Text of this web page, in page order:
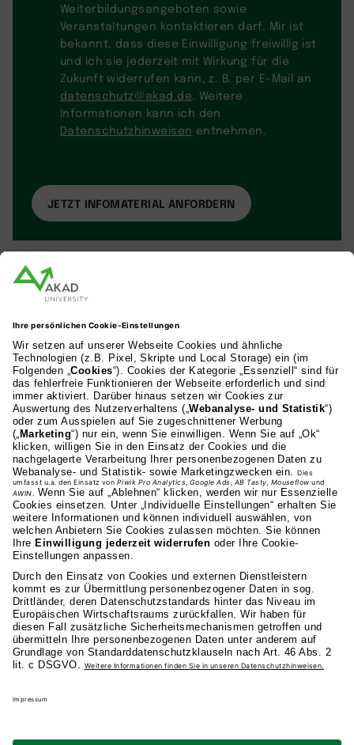
Weiterbildungsangeboten sowie
Veranstaltungen kontaktieren darf. Mir ist
bekannt, dass diese Einwilligung freiwillig ist
und ich sie jederzeit mit Wirkung für die
Zukunft widerrufen kann, z. B. per E-Mail an
datenschutz@akad.de . Weitere
Informationen kann ich den
Datenschutzhinweisen entnehmen.
AKAD Bildungsgesellschaft mbH
Heilbronner Strasse 86
70191 Stuttgart
0711 81495-400
Studienangebot
Fakultäten
AKAD